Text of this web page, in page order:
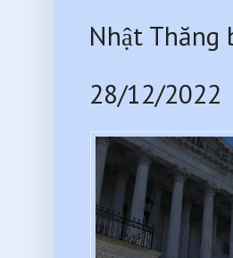
Nhật Thăng
28/12/2022